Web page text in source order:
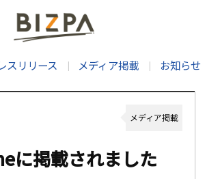
スリリース メディア掲載 お知らせ
メディア掲載
に掲載されました